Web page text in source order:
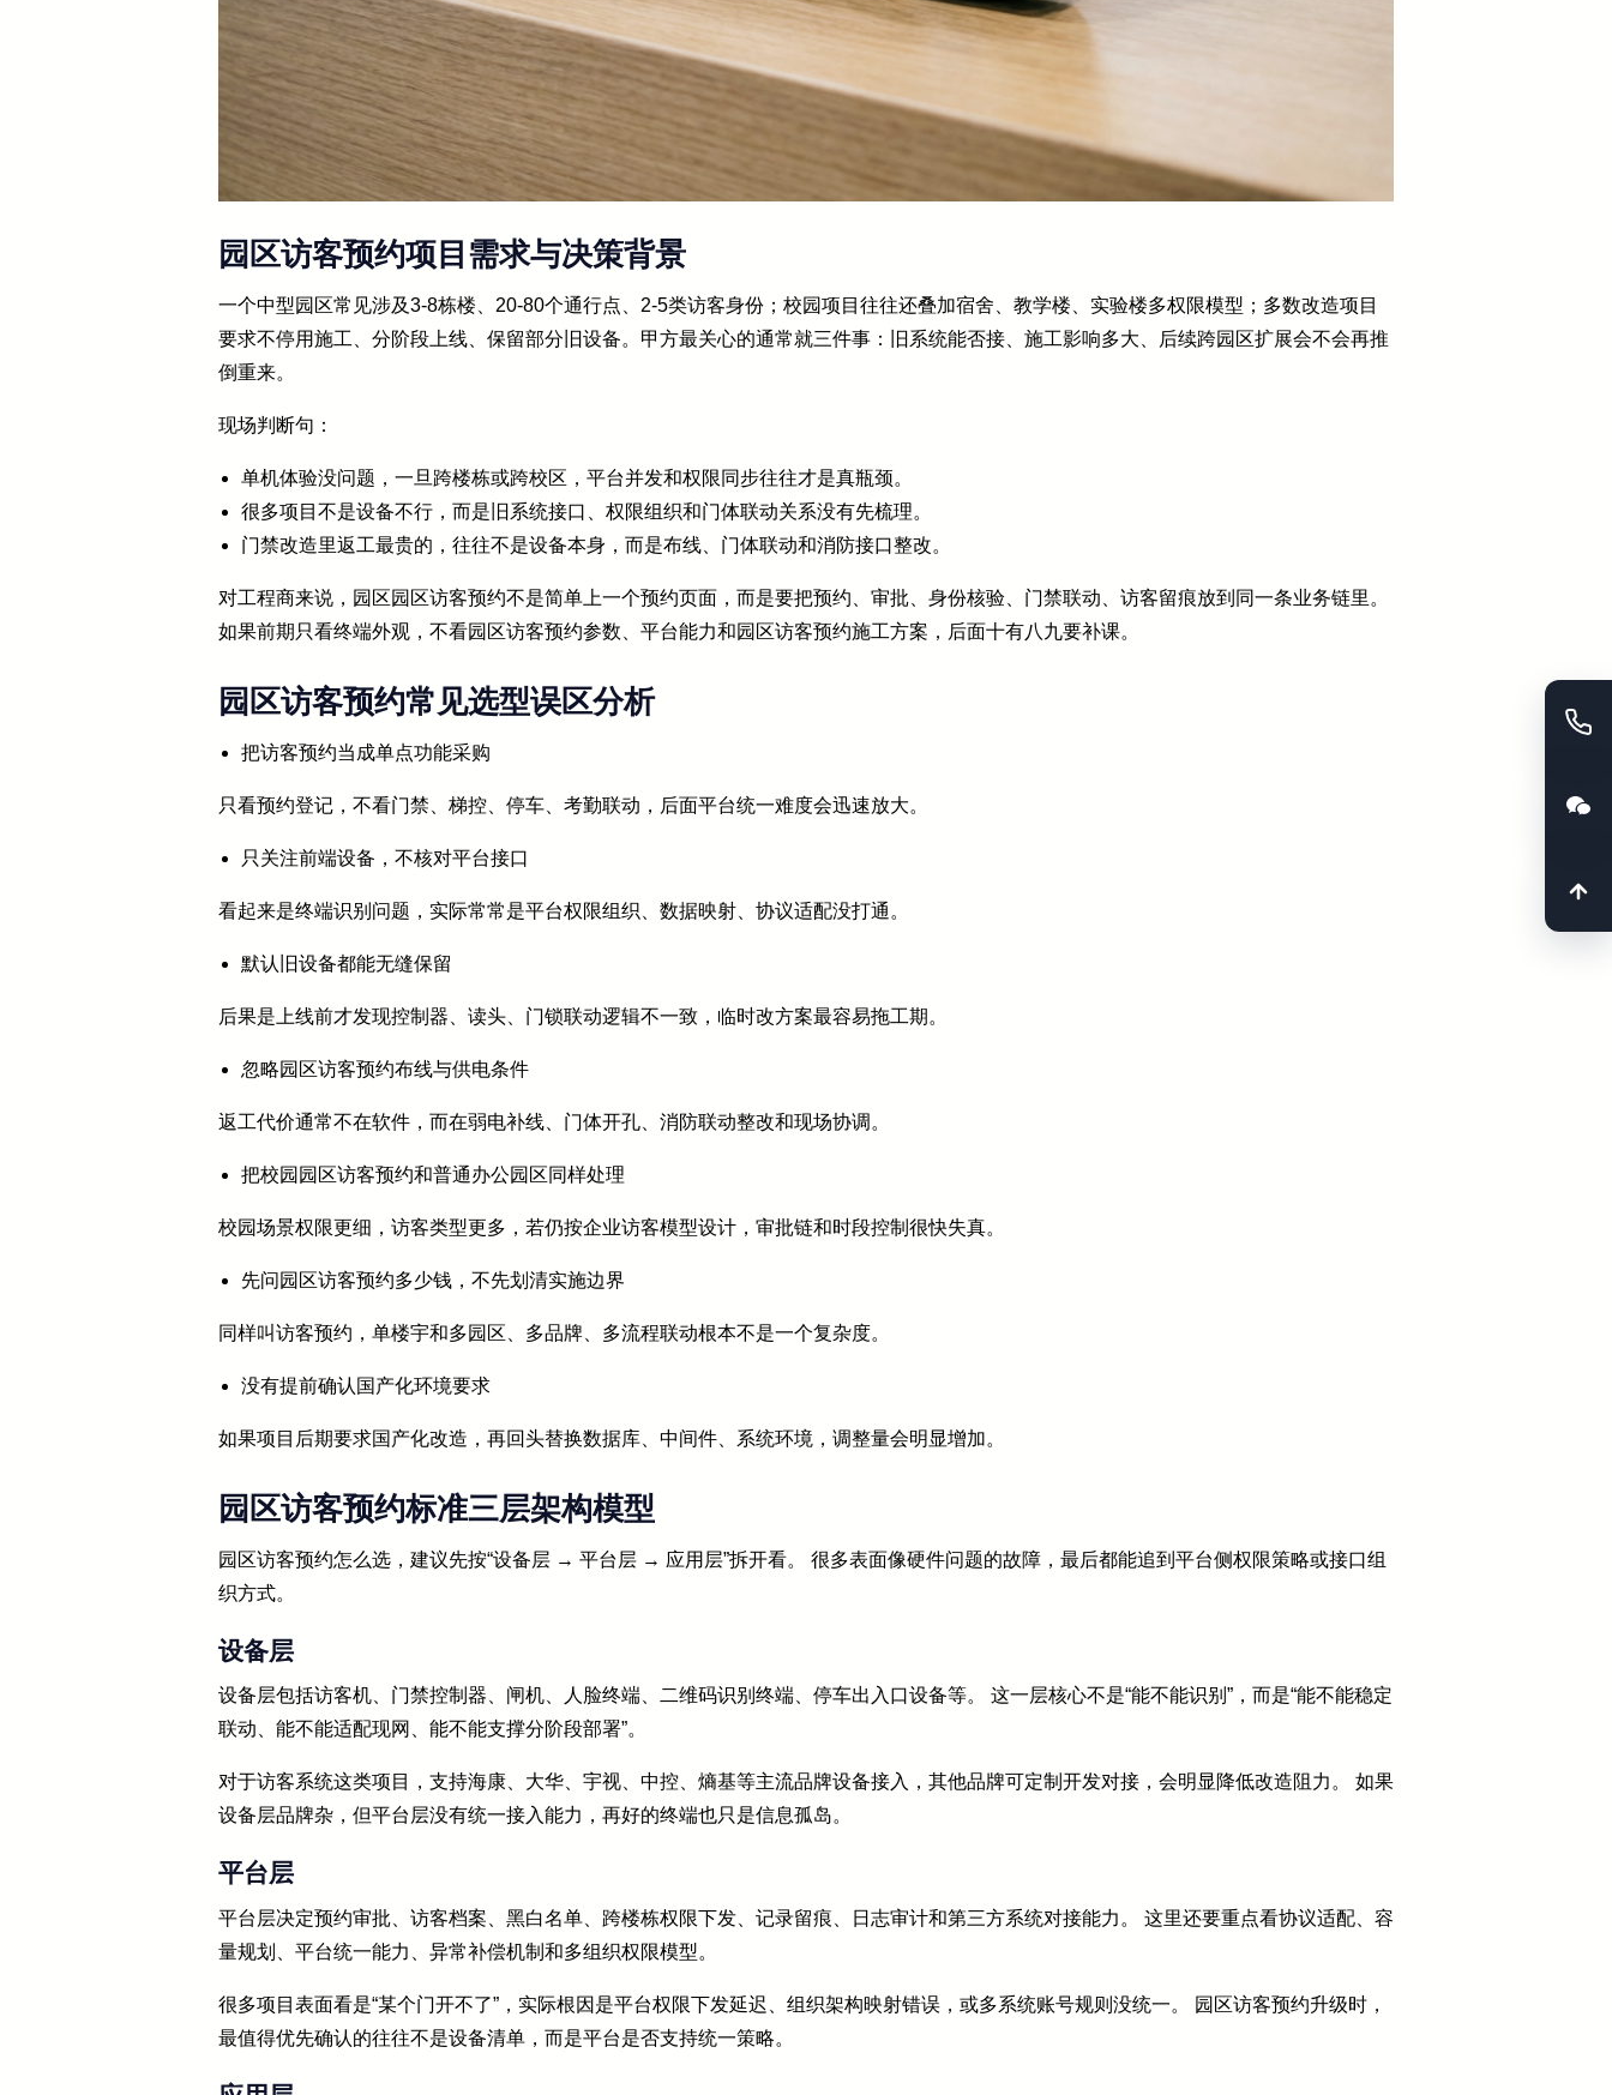
园区访客预约项目需求与决策背景
一个中型园区常见涉及3-8栋楼、20-80个通行点、2-5类访客身份；校园项目往往还叠加宿舍、教学楼、实验楼多权限模型；多数改造项目
要求不停用施工、分阶段上线、保留部分旧设备。甲方最关心的通常就三件事：旧系统能否接、施工影响多大、后续跨园区扩展会不会再推
倒重来。
现场判断句：
单机体验没问题，一旦跨楼栋或跨校区，平台并发和权限同步往往才是真瓶颈。
很多项目不是设备不行，而是旧系统接口、权限组织和门体联动关系没有先梳理。
门禁改造里返工最贵的，往往不是设备本身，而是布线、门体联动和消防接口整改。
对工程商来说，园区园区访客预约不是简单上一个预约页面，而是要把预约、审批、身份核验、门禁联动、访客留痕放到同一条业务链里。
如果前期只看终端外观，不看园区访客预约参数、平台能力和园区访客预约施工方案，后面十有八九要补课。
园区访客预约常见选型误区分析
把访客预约当成单点功能采购
只看预约登记，不看门禁、梯控、停车、考勤联动，后面平台统一难度会迅速放大。
只关注前端设备，不核对平台接口
看起来是终端识别问题，实际常常是平台权限组织、数据映射、协议适配没打通。
默认旧设备都能无缝保留
后果是上线前才发现控制器、读头、门锁联动逻辑不一致，临时改方案最容易拖工期。
忽略园区访客预约布线与供电条件
返工代价通常不在软件，而在弱电补线、门体开孔、消防联动整改和现场协调。
把校园园区访客预约和普通办公园区同样处理
校园场景权限更细，访客类型更多，若仍按企业访客模型设计，审批链和时段控制很快失真。
先问园区访客预约多少钱，不先划清实施边界
同样叫访客预约，单楼宇和多园区、多品牌、多流程联动根本不是一个复杂度。
没有提前确认国产化环境要求
如果项目后期要求国产化改造，再回头替换数据库、中间件、系统环境，调整量会明显增加。
园区访客预约标准三层架构模型
园区访客预约怎么选，建议先按“设备层 → 平台层 → 应用层”拆开看。 很多表面像硬件问题的故障，最后都能追到平台侧权限策略或接口组
织方式。
设备层
设备层包括访客机、门禁控制器、闸机、人脸终端、二维码识别终端、停车出入口设备等。 这一层核心不是“能不能识别”，而是“能不能稳定
联动、能不能适配现网、能不能支撑分阶段部署”。
对于访客系统这类项目，支持海康、大华、宇视、中控、熵基等主流品牌设备接入，其他品牌可定制开发对接，会明显降低改造阻力。 如果
设备层品牌杂，但平台层没有统一接入能力，再好的终端也只是信息孤岛。
平台层
平台层决定预约审批、访客档案、黑白名单、跨楼栋权限下发、记录留痕、日志审计和第三方系统对接能力。 这里还要重点看协议适配、容
量规划、平台统一能力、异常补偿机制和多组织权限模型。
很多项目表面看是“某个门开不了”，实际根因是平台权限下发延迟、组织架构映射错误，或多系统账号规则没统一。 园区访客预约升级时，
最值得优先确认的往往不是设备清单，而是平台是否支持统一策略。